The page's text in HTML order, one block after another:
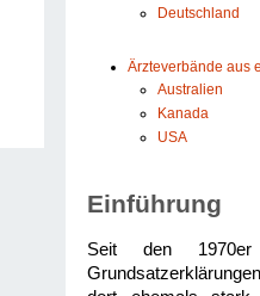
Deutschland
Ärzteverbände aus
Australien
Kanada
USA
Einführung
Seit den 1970er